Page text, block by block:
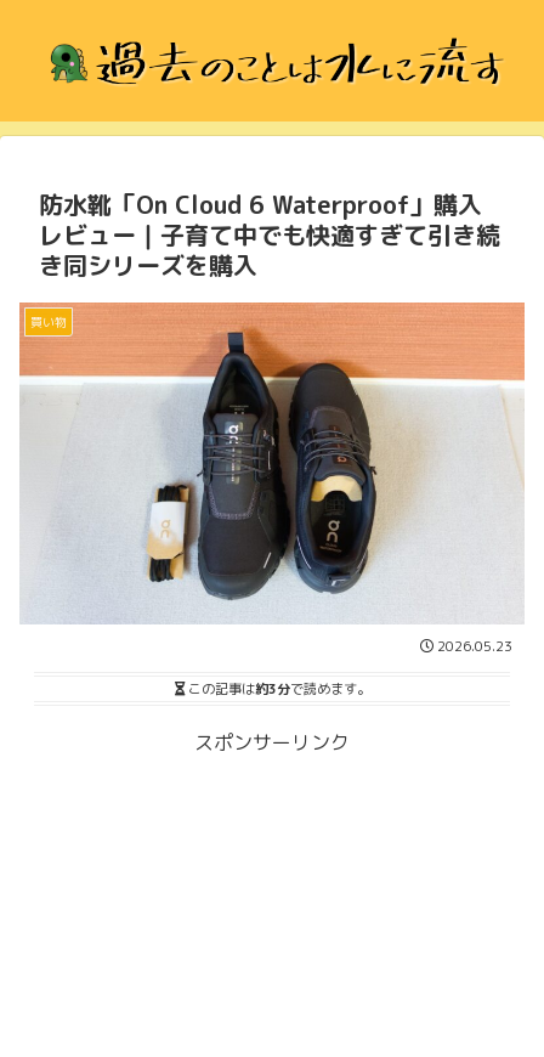
防水靴「On Cloud 6 Waterproof」購入
レビュー｜子育て中でも快適すぎて引き続
き同シリーズを購入
買い物
2026.05.23
この記事は約3分で読めます。
スポンサーリンク